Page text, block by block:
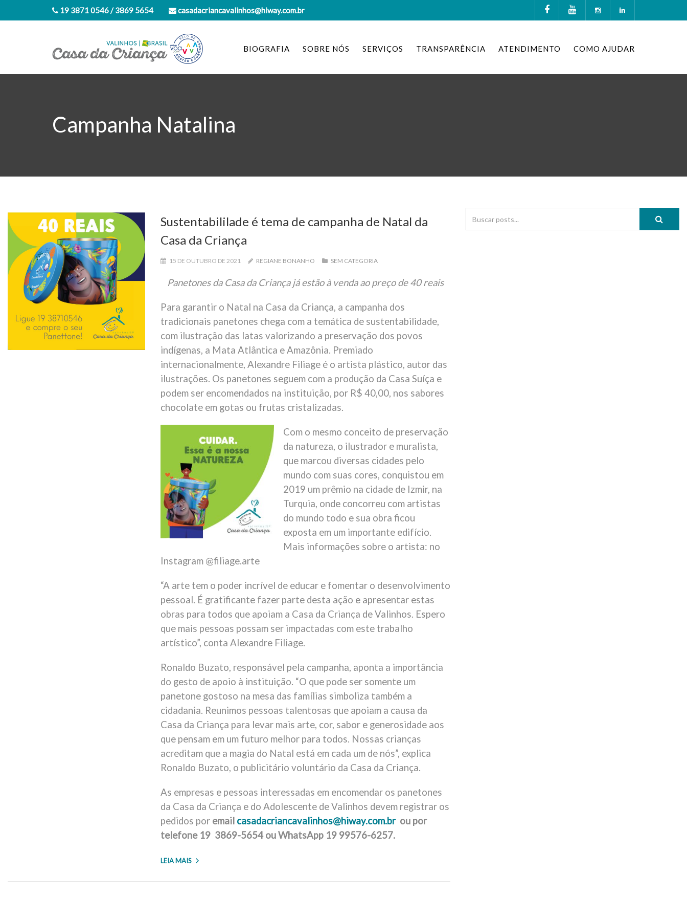
19 3871 0546 / 3869 5654 casadacriancavalinhos@hiway.com.br
BIOGRAFIA SOBRE NÓS SERVIÇOS TRANSPARÊNCIA ATENDIMENTO COMO AJUDAR
Campanha Natalina
Sustentabililade é tema de campanha de Natal da
Casa da Criança
15 DE OUTUBRO DE 2021 REGIANE BONANHO SEM CATEGORIA
Panetones da Casa da Criança já estão à venda ao preço de 40 reais
Para garantir o Natal na Casa da Criança, a campanha dos
tradicionais panetones chega com a temática de sustentabilidade,
com ilustração das latas valorizando a preservação dos povos
indígenas, a Mata Atlântica e Amazônia. Premiado
internacionalmente, Alexandre Filiage é o artista plástico, autor das
ilustrações. Os panetones seguem com a produção da Casa Suíça e
podem ser encomendados na instituição, por R$ 40,00, nos sabores
chocolate em gotas ou frutas cristalizadas.
Com o mesmo conceito de preservação
da natureza, o ilustrador e muralista,
que marcou diversas cidades pelo
mundo com suas cores, conquistou em
2019 um prêmio na cidade de Izmir, na
Turquia, onde concorreu com artistas
do mundo todo e sua obra ficou
exposta em um importante edifício.
Mais informações sobre o artista: no
Instagram @filiage.arte
“A arte tem o poder incrível de educar e fomentar o desenvolvimento
pessoal. É gratificante fazer parte desta ação e apresentar estas
obras para todos que apoiam a Casa da Criança de Valinhos. Espero
que mais pessoas possam ser impactadas com este trabalho
artístico”, conta Alexandre Filiage.
Ronaldo Buzato, responsável pela campanha, aponta a importância
do gesto de apoio à instituição. “O que pode ser somente um
panetone gostoso na mesa das famílias simboliza também a
cidadania. Reunimos pessoas talentosas que apoiam a causa da
Casa da Criança para levar mais arte, cor, sabor e generosidade aos
que pensam em um futuro melhor para todos. Nossas crianças
acreditam que a magia do Natal está em cada um de nós”, explica
Ronaldo Buzato, o publicitário voluntário da Casa da Criança.
As empresas e pessoas interessadas em encomendar os panetones
da Casa da Criança e do Adolescente de Valinhos devem registrar os
pedidos por email casadacriancavalinhos@hiway.com.brou por
telefone 19 3869-5654 ou WhatsApp 19 99576-6257.
LEIA MAIS